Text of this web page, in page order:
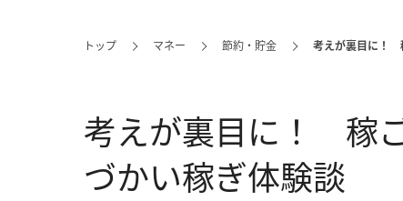
トップ マネー 節約・貯金 考えが裏目に！
考えが裏目に！ 稼
づかい稼ぎ体験談